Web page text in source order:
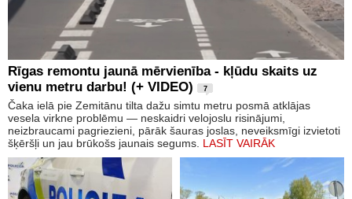
Rīgas remontu jaunā mērvienība - kļūdu skaits uz
vienu metru darbu! (+ VIDEO)
7
Čaka ielā pie Zemitānu tilta dažu simtu metru posmā atklājas
vesela virkne problēmu — neskaidri velojoslu risinājumi,
neizbraucami pagriezieni, pārāk šauras joslas, neveiksmīgi izvietoti
šķēršļi un jau brūkošs jaunais segums. LASĪT VAIRĀK